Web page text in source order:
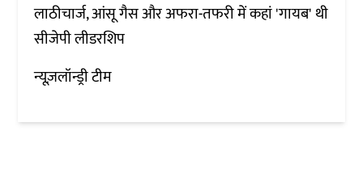
लाठीचार्ज, आंसू गैस और अफरा-तफरी में कहां 'गायब' थी
सीजेपी लीडरशिप
न्यूज़लॉन्ड्री टीम